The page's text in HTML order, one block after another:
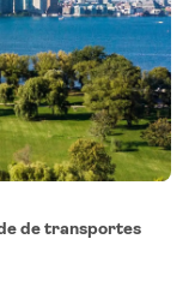
de transportes